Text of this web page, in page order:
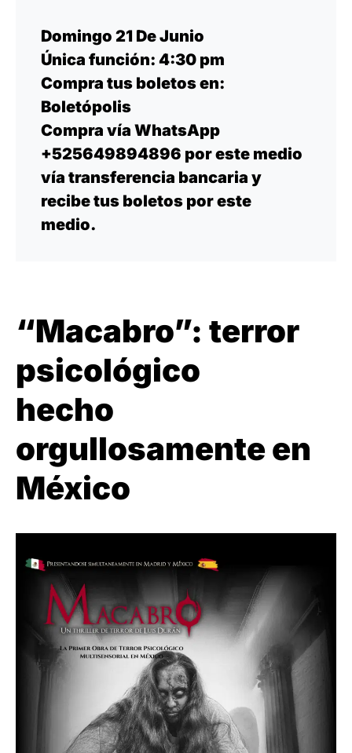
Domingo 21 De Junio
Única función: 4:30 pm
Compra tus boletos en:
Boletópolis
Compra vía WhatsApp
+525649894896 por este medio
vía transferencia bancaria y
recibe tus boletos por este
medio.
“Macabro”: terror
psicológico
hecho
orgullosamente en
México